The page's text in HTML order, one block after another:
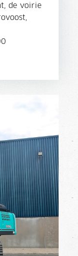
de voirie